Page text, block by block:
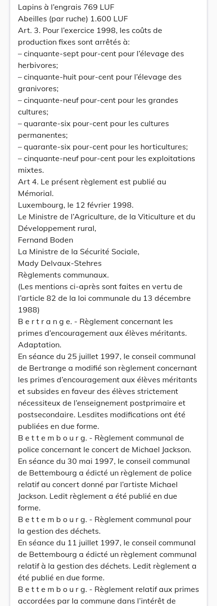
Lapins à l’engrais 769 LUF
Abeilles (par ruche) 1.600 LUF
Art. 3. Pour l’exercice 1998, les coûts de
production fixes sont arrêtés à:
– cinquante-sept pour-cent pour l’élevage des
herbivores;
– cinquante-huit pour-cent pour l’élevage des
granivores;
– cinquante-neuf pour-cent pour les grandes
cultures;
– quarante-six pour-cent pour les cultures
permanentes;
– quarante-six pour-cent pour les horticultures;
– cinquante-neuf pour-cent pour les exploitations
mixtes.
Art 4. Le présent règlement est publié au
Mémorial.
Luxembourg, le 12 février 1998.
Le Ministre de l’Agriculture, de la Viticulture et du
Développement rural,
Fernand Boden
La Ministre de la Sécurité Sociale,
Mady Delvaux-Stehres
Règlements communaux.
(Les mentions ci-après sont faites en vertu de
l’article 82 de la loi communale du 13 décembre
1988)
B e r t r a n g e. - Règlement concernant les
primes d’encouragement aux élèves méritants.
Adaptation.
En séance du 25 juillet 1997, le conseil communal
de Bertrange a modifié son règlement concernant
les primes d’encouragement aux élèves méritants
et subsides en faveur des élèves strictement
nécessiteux de l’enseignement postprimaire et
postsecondaire. Lesdites modifications ont été
publiées en due forme.
B e t t e m b o u r g. - Règlement communal de
police concernant le concert de Michael Jackson.
En séance du 30 mai 1997, le conseil communal
de Bettembourg a édicté un règlement de police
relatif au concert donné par l’artiste Michael
Jackson. Ledit règlement a été publié en due
forme.
B e t t e m b o u r g. - Règlement communal pour
la gestion des déchets.
En séance du 11 juillet 1997, le conseil communal
de Bettembourg a édicté un règlement communal
relatif à la gestion des déchets. Ledit règlement a
été publié en due forme.
B e t t e m b o u r g. - Règlement relatif aux primes
accordées par la commune dans l’intérêt de